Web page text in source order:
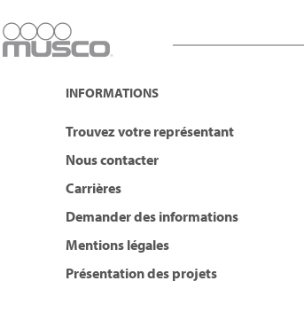
INFORMATIONS
Trouvez votre représentant
Nous contacter
Carrières
Demander des informations
Mentions légales
Présentation des projets